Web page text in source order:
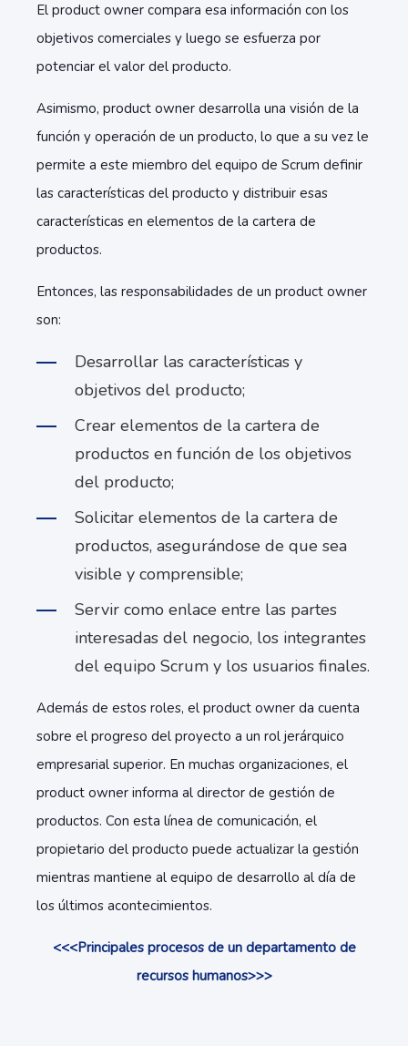
El product owner compara esa información con los
objetivos comerciales y luego se esfuerza por
potenciar el valor del producto.
Asimismo, product owner desarrolla una visión de la
función y operación de un producto, lo que a su vez le
permite a este miembro del equipo de Scrum definir
las características del producto y distribuir esas
características en elementos de la cartera de
productos.
Entonces, las responsabilidades de un product owner
son:
Desarrollar las características y
objetivos del producto;
Crear elementos de la cartera de
productos en función de los objetivos
del producto;
Solicitar elementos de la cartera de
productos, asegurándose de que sea
visible y comprensible;
Servir como enlace entre las partes
interesadas del negocio, los integrantes
del equipo Scrum y los usuarios finales.
Además de estos roles, el product owner da cuenta
sobre el progreso del proyecto a un rol jerárquico
empresarial superior. En muchas organizaciones, el
product owner informa al director de gestión de
productos. Con esta línea de comunicación, el
propietario del producto puede actualizar la gestión
mientras mantiene al equipo de desarrollo al día de
los últimos acontecimientos.
<<<Principales procesos de un departamento de
recursos humanos>>>